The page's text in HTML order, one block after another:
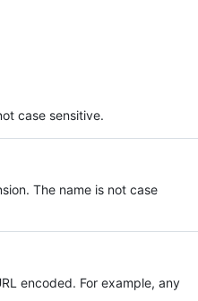
case sensitive.
The name is not case
encoded. For example, any